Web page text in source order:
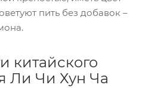
пить без добавок –
китайского
Ли Чи Хун Ча